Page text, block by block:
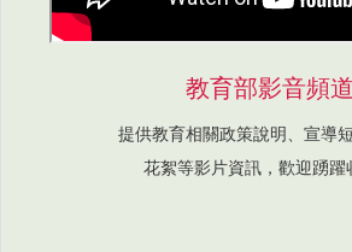
教育部影音頻道
提供教育相關政策說明、宣導
花絮等影片資訊，歡迎踴躍